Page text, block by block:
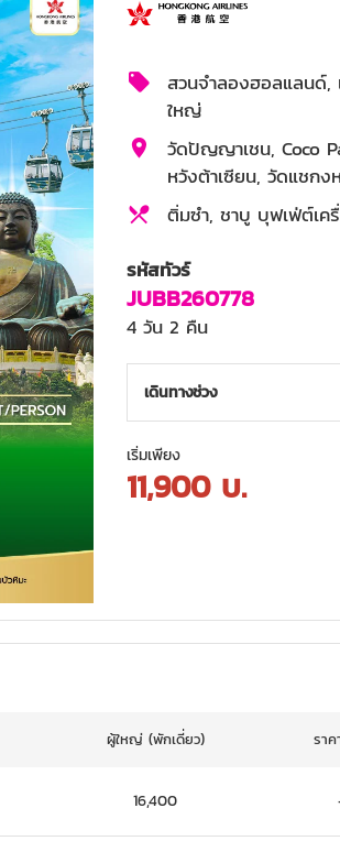
สวนจำลองฮอลแลนด์,
ใหญ่
วัดปัญญาเชน, Coco
หวังต้าเซียน, วัดแชกง
ติ่มซำ, ชาบู บุฟเฟ่ต์เค
4 ดาว
รหัสทัวร์
JUBB260778
4 วัน 2 คืน
เดินทางช่วง
เริ่มเพียง
11,900 บ.
ผู้ใหญ่ (พักเดี่ยว) รา
16,400